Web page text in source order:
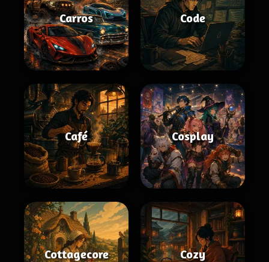
Carros Code
Café Cosplay
Cottagecore Cozy